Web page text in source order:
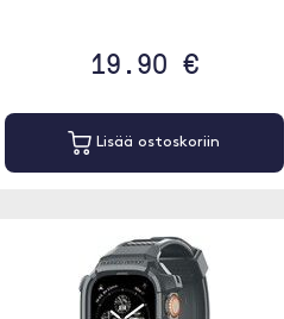
19.90 €
Lisää ostoskoriin